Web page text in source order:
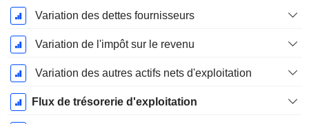
Variation des dettes fournisseurs
Variation de l'impôt sur le revenu
Variation des autres actifs nets d'exploitation
Flux de trésorerie d'exploitation